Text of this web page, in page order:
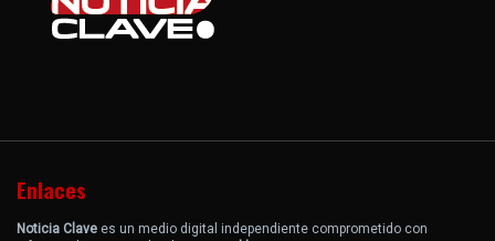
Enlaces
Noticia Clave es un medio digital independiente comprometido con